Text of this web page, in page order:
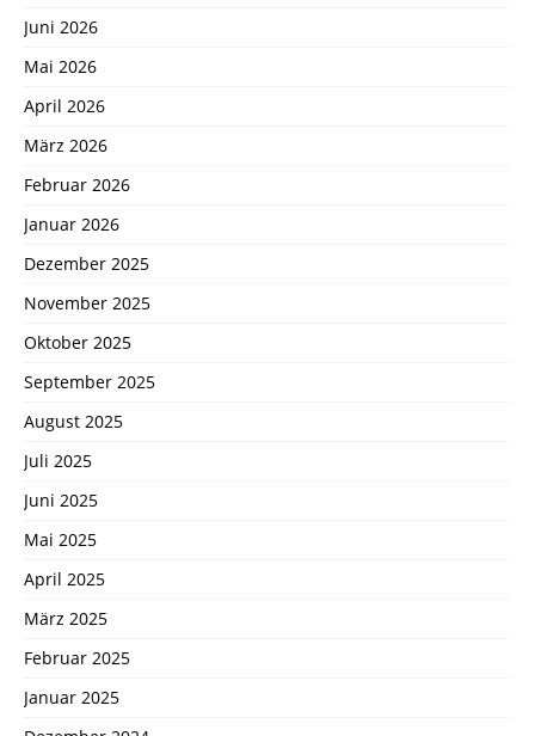
Juni 2026
Mai 2026
April 2026
März 2026
Februar 2026
Januar 2026
Dezember 2025
November 2025
Oktober 2025
September 2025
August 2025
Juli 2025
Juni 2025
Mai 2025
April 2025
März 2025
Februar 2025
Januar 2025